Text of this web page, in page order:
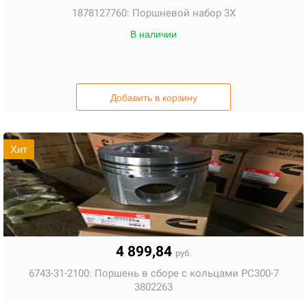
1878127760: Поршневой набор 3X
В наличии
Добавить в корзину
Хит
4 899,84 руб.
6743-31-2100: Поршень в сборе с кольцами PC300-7
3802263